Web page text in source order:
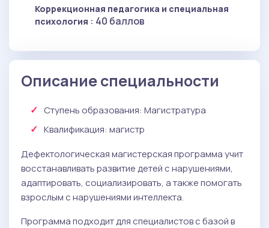
Коррекционная педагогика и специальная
психология : 40 баллов
Описание специальности
Ступень образования: Магистратура
Квалификация: магистр
Дефектологическая магистерская программа учит
восстанавливать развитие детей с нарушениями,
адаптировать, социализировать, а также помогать
взрослым с нарушениями интеллекта.
Программа подходит для специалистов с базой в